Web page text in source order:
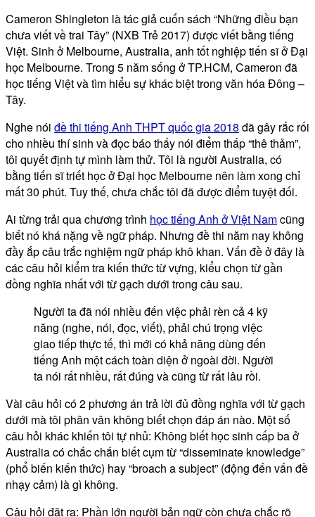
Cameron Shingleton là tác giả cuốn sách “Những điều bạn
chưa viết về trai Tây” (NXB Trẻ 2017) được viết bằng tiếng
Việt. Sinh ở Melbourne, Australia, anh tốt nghiệp tiến sĩ ở Đại
học Melbourne. Trong 5 năm sống ở TP.HCM, Cameron đã
học tiếng Việt và tìm hiểu sự khác biệt trong văn hóa Đông –
Tây.
Nghe nói đề thi tiếng Anh THPT quốc gia 2018 đã gây rắc rối
cho nhiều thí sinh và đọc báo thấy nói điểm thấp “thê thảm”,
tôi quyết định tự mình làm thử. Tôi là người Australia, có
bằng tiến sĩ triết học ở Đại học Melbourne nên làm xong chỉ
mất 30 phút. Tuy thế, chưa chắc tôi đã được điểm tuyệt đối.
Ai từng trải qua chương trình học tiếng Anh ở Việt Namcũng
biết nó khá nặng về ngữ pháp. Nhưng đề thi năm nay không
đầy ắp câu trắc nghiệm ngữ pháp khô khan. Vấn đề ở đây là
các câu hỏi kiểm tra kiến thức từ vựng, kiểu chọn từ gần
đồng nghĩa nhất với từ gạch dưới trong câu sau.
Người ta đã nói nhiều đến việc phải rèn cả 4 kỹ
năng (nghe, nói, đọc, viết), phải chú trọng việc
giao tiếp thực tế, thì mới có khả năng dùng đến
tiếng Anh một cách toàn diện ở ngoài đời. Người
ta nói rất nhiều, rất đúng và cũng từ rất lâu rồi.
Vài câu hỏi có 2 phương án trả lời đủ đồng nghĩa với từ gạch
dưới mà tôi phân vân không biết chọn đáp án nào. Một số
câu hỏi khác khiến tôi tự nhủ: Không biết học sinh cấp ba ở
Australia có chắc chắn biết cụm từ “disseminate knowledge”
(phổ biến kiến thức) hay “broach a subject” (động đến vấn đề
nhạy cảm) là gì không.
Câu hỏi đặt ra: Phần lớn người bản ngữ còn chưa chắc rõ